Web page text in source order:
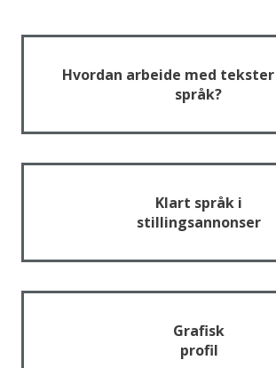
Hvordan arbeide med
språk?
Klart språk i
stillingsannonser
Grafisk
profil